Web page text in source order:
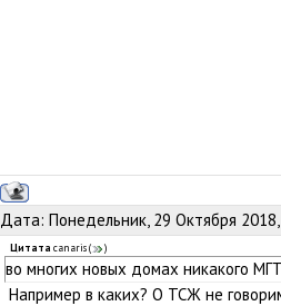
Дата: Понедельник, 29 Октября
Цитата canaris( )
во многих новых домах никакого
Например в каких? О ТСЖ не